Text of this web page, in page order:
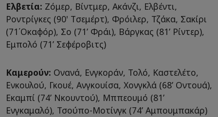
Ελβετία: Ζόμερ, Βίντμερ, Ακάνζι, Ελβέντι,
Ροντρίγκες (90' Tσεμέρτ), Φρόιλερ, Τζάκα, Σακίρι
(71΄Οκαφόρ), Σο (71’ Φράι), Βάργκας (81’ Ρίντερ),
Εμπολό (71’ Σεφέροβιτς)
Καμερούν: Ονανά, Ενγκοράν, Τολό, Καστελέτο,
Ενκουλού, Γκουέ, Ανγκουίσα, Χονγκλά (68’ Οντουά),
Εκαμπί (74’ Νκουντού), Μππεουμό (81’
Ενγκαμαλό), Τσούπο-Μοτίνγκ (74’ Aμπουμπακάρ)